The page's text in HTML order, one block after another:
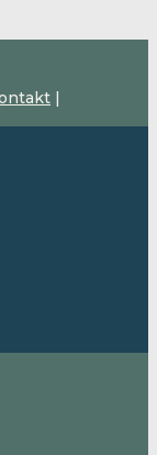
|